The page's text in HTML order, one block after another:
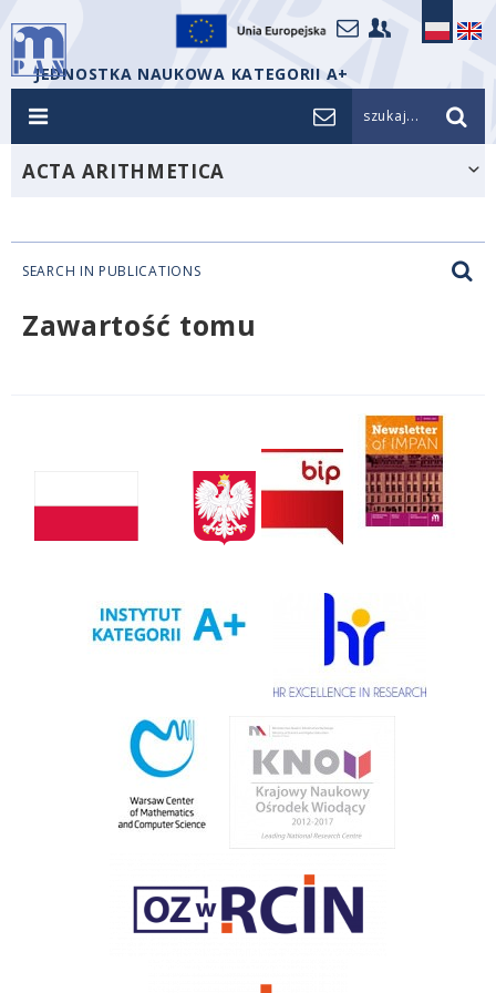
JEDNOSTKA NAUKOWA KATEGORII A+
szukaj...
ACTA ARITHMETICA
SEARCH IN PUBLICATIONS
Zawartość tomu